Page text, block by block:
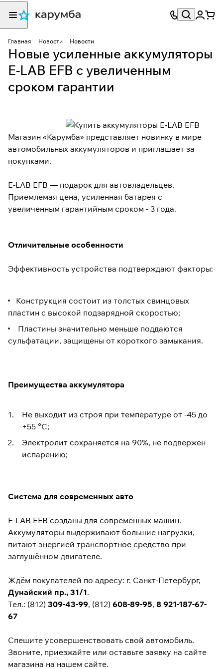
Главная Новости Новости
Новые усиленные аккумуляторы
E-LAB EFB с увеличенным
сроком гарантии
Магазин «Карумба» представляет новинку в мире
автомобильных аккумуляторов и приглашает за
покупками.
E-LAB EFB — подарок для автовладельцев.
Приемлемая цена, усиленная батарея с
увеличенным гарантийным сроком - 3 года.
Отличительные особенности
Эффективность устройства подтверждают факторы:
Конструкция состоит из толстых свинцовых
пластин с высокой подзарядной скоростью;
Пластины значительно меньше поддаются
сульфатации, защищены от короткого замыкания.
Преимущества аккумулятора
Не выходит из строя при температуре от -45 до
+55 °C;
Электролит сохраняется на 90%, не подвержен
испарению;
Система для современных авто
E-LAB EFB созданы для современных машин.
Аккумуляторы выдерживают большие нагрузки,
питают энергией транспортное средство при
заглушённом двигателе.
Ждём покупателей по адресу: г. Санкт-Петербург,
Дунайский пр., 31/1.
Тел.: (812) 309-43-99, (812) 608-89-95, 8 921-187-67-
67
Спешите усовершенствовать свой автомобиль.
Звоните, приезжайте или оставьте заявку на сайте
магазина на нашем сайте.